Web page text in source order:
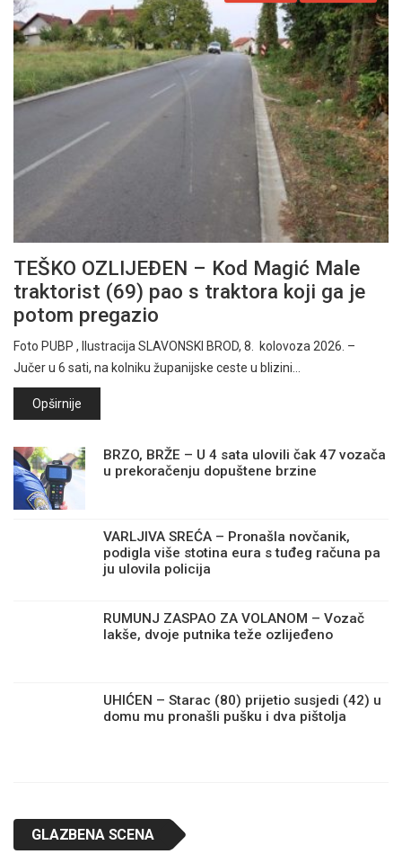
TEŠKO OZLIJEĐEN – Kod Magić Male
traktorist (69) pao s traktora koji ga je
potom pregazio
Foto PUBP , Ilustracija SLAVONSKI BROD, 8. kolovoza 2026. –
Jučer u 6 sati, na kolniku županijske ceste u blizini…
Opširnije
BRZO, BRŽE – U 4 sata ulovili čak 47 vozača
u prekoračenju dopuštene brzine
VARLJIVA SREĆA – Pronašla novčanik,
podigla više stotina eura s tuđeg računa pa
ju ulovila policija
RUMUNJ ZASPAO ZA VOLANOM – Vozač
lakše, dvoje putnika teže ozlijeđeno
UHIĆEN – Starac (80) prijetio susjedi (42) u
domu mu pronašli pušku i dva pištolja
GLAZBENA SCENA